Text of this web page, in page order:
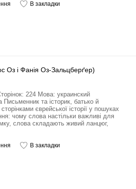
В закладки
Оз і Фанія Оз-Зальцберґер)
224 Мова: украинский
та історик, батько й
єврейської історії у пошуках
чому слова настільки важливі для
слова складають живий ланцюг,
В закладки